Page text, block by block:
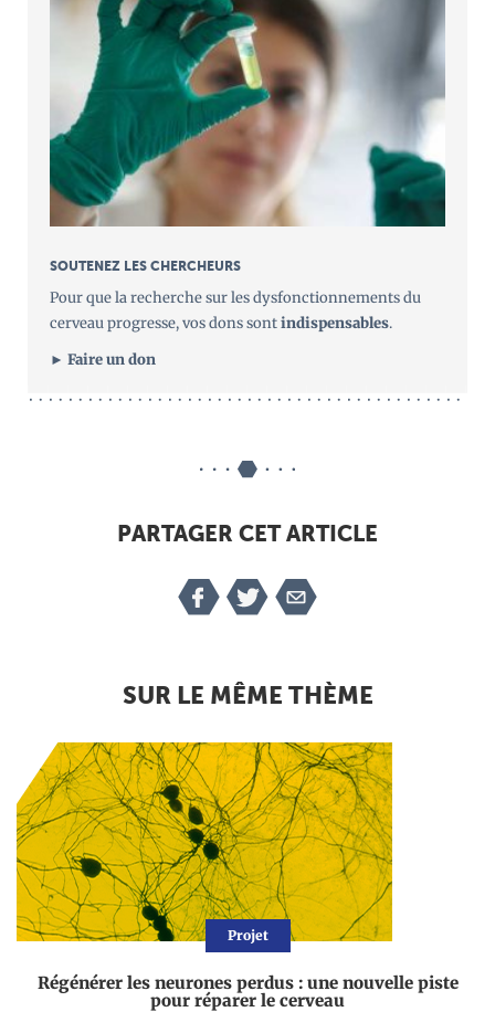
SOUTENEZ LES CHERCHEURS
Pour que la recherche sur les dysfonctionnements du
cerveau progresse, vos dons sontindispensables.
► Faire un don
PARTAGER CET ARTICLE
SUR LE MÊME THÈME
Projet
Régénérer les neurones perdus : une nouvelle piste
pour réparer le cerveau